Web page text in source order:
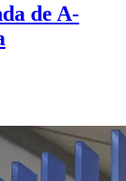
de A-